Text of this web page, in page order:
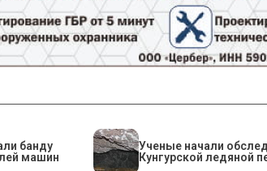
банду
машин
Ученые начали
Кунгурской ледяной